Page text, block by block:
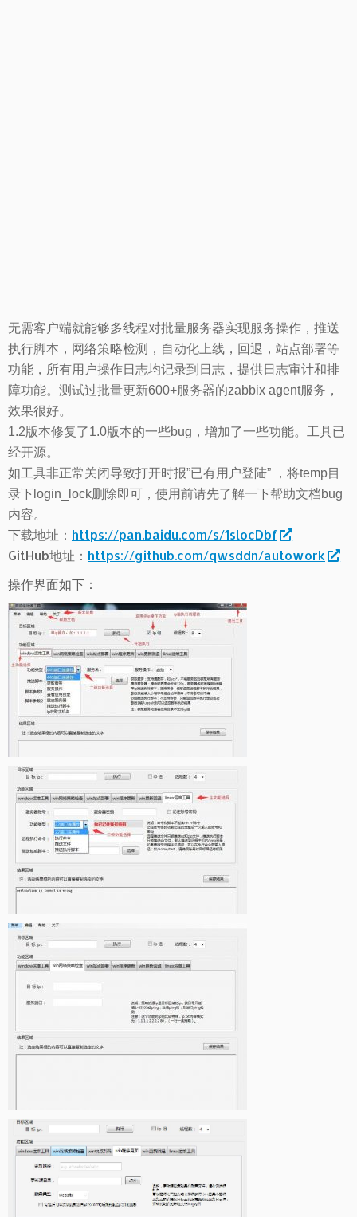
无需客户端就能够多线程对批量服务器实现服务操作，推送
执行脚本，网络策略检测，自动化上线，回退，站点部署等
功能，所有用户操作日志均记录到日志，提供日志审计和排
障功能。测试过批量更新600+服务器的zabbix agent服务，
效果很好。
1.2版本修复了1.0版本的一些bug，增加了一些功能。工具已
经开源。
如工具非正常关闭导致打开时报”已有用户登陆” ，将temp目
录下login_lock删除即可，使用前请先了解一下帮助文档bug
内容。
下载地址： https://pan.baidu.com/s/1slocDbf
GitHub地址： https://github.com/qwsddn/autowork
操作界面如下：